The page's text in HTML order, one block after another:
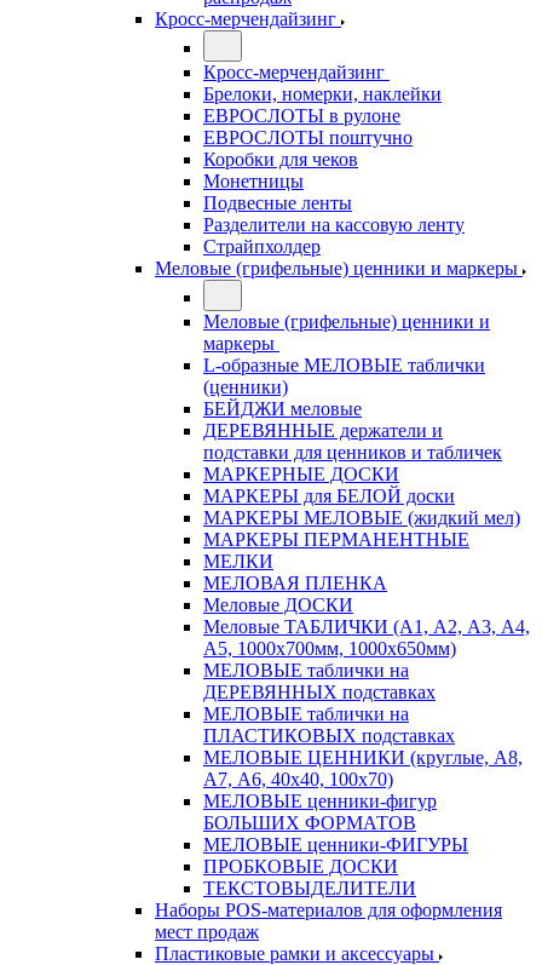
Кросс-мерчендайзинг
Кросс-мерчендайзинг
Брелоки, номерки, наклейки
ЕВРОСЛОТЫ в рулоне
ЕВРОСЛОТЫ поштучно
Коробки для чеков
Монетницы
Подвесные ленты
Разделители на кассовую ленту
Страйпхолдер
Меловые (грифельные) ценники и маркеры
Меловые (грифельные) ценники и
маркеры
L-образные МЕЛОВЫЕ таблички
(ценники)
БЕЙДЖИ меловые
ДЕРЕВЯННЫЕ держатели и
подставки для ценников и табличек
МАРКЕРНЫЕ ДОСКИ
МАРКЕРЫ для БЕЛОЙ доски
МАРКЕРЫ МЕЛОВЫЕ (жидкий мел)
МАРКЕРЫ ПЕРМАНЕНТНЫЕ
МЕЛКИ
МЕЛОВАЯ ПЛЕНКА
Меловые ДОСКИ
Меловые ТАБЛИЧКИ (А1, А2, А3, А4,
А5, 1000х700мм, 1000х650мм)
МЕЛОВЫЕ таблички на
ДЕРЕВЯННЫХ подставках
МЕЛОВЫЕ таблички на
ПЛАСТИКОВЫХ подставках
МЕЛОВЫЕ ЦЕННИКИ (круглые, А8,
А7, А6, 40х40, 100х70)
МЕЛОВЫЕ ценники-фигур
БОЛЬШИХ ФОРМАТОВ
МЕЛОВЫЕ ценники-ФИГУРЫ
ПРОБКОВЫЕ ДОСКИ
ТЕКСТОВЫДЕЛИТЕЛИ
Наборы POS-материалов для оформления
мест продаж
Пластиковые рамки и аксессуары